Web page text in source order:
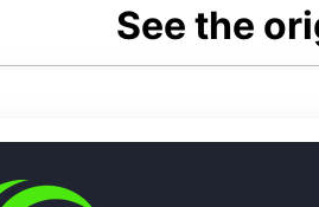
See the